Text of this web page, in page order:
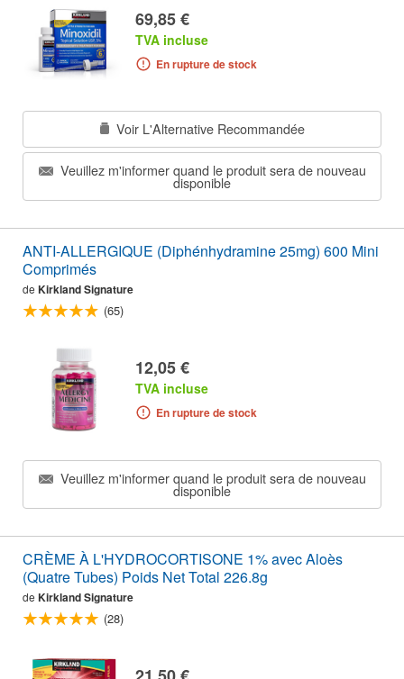
69,85 €
TVA incluse
En rupture de stock
Voir L'Alternative Recommandée
Veuillez m'informer quand le produit sera de nouveau
disponible
ANTI-ALLERGIQUE (Diphénhydramine 25mg) 600 Mini
Comprimés
de Kirkland Signature
(65)
12,05 €
TVA incluse
En rupture de stock
Veuillez m'informer quand le produit sera de nouveau
disponible
CRÈME À L'HYDROCORTISONE 1% avec Aloès
(Quatre Tubes) Poids Net Total 226.8g
de Kirkland Signature
(28)